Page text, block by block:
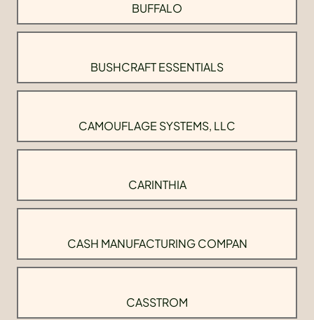
BUFFALO
BUSHCRAFT ESSENTIALS
CAMOUFLAGE SYSTEMS, LLC
CARINTHIA
CASH MANUFACTURING COMPAN
CASSTROM